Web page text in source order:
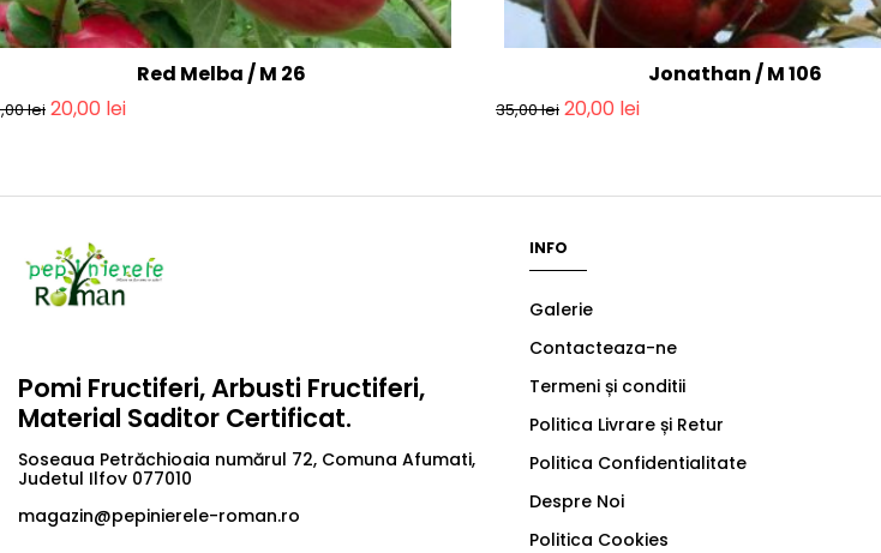
Red Melba / M 26
lei 20,00 lei
Jonathan / M 106
35,00lei 20,00 lei
Pomi Fructiferi, Arbusti Fructiferi,
Material Saditor Certificat.
Soseaua Petrăchioaia numărul 72, Comuna Afumati,
Judetul Ilfov 077010
magazin@pepinierele-roman.ro
INFO
Galerie
Contacteaza-ne
Termeni și conditii
Politica Livrare și Retur
Politica Confidentialitate
Despre Noi
Politica Cookies